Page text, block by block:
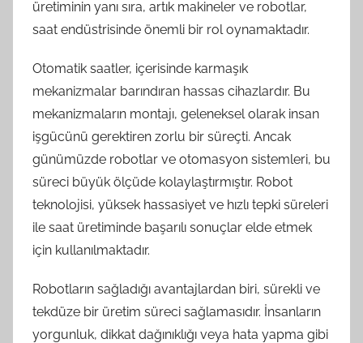
üretiminin yanı sıra, artık makineler ve robotlar,
saat endüstrisinde önemli bir rol oynamaktadır.
Otomatik saatler, içerisinde karmaşık
mekanizmalar barındıran hassas cihazlardır. Bu
mekanizmaların montajı, geleneksel olarak insan
işgücünü gerektiren zorlu bir süreçti. Ancak
günümüzde robotlar ve otomasyon sistemleri, bu
süreci büyük ölçüde kolaylaştırmıştır. Robot
teknolojisi, yüksek hassasiyet ve hızlı tepki süreleri
ile saat üretiminde başarılı sonuçlar elde etmek
için kullanılmaktadır.
Robotların sağladığı avantajlardan biri, sürekli ve
tekdüze bir üretim süreci sağlamasıdır. İnsanların
yorgunluk, dikkat dağınıklığı veya hata yapma gibi